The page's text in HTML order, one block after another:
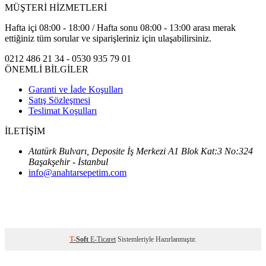
MÜŞTERİ HİZMETLERİ
Hafta içi 08:00 - 18:00 / Hafta sonu 08:00 - 13:00 arası merak
ettiğiniz tüm sorular ve siparişleriniz için ulaşabilirsiniz.
0212 486 21 34 - 0530 935 79 01
ÖNEMLİ BİLGİLER
Garanti ve İade Koşulları
Satış Sözleşmesi
Teslimat Koşulları
İLETİŞİM
Atatürk Bulvarı, Deposite İş Merkezi A1 Blok Kat:3 No:324
Başakşehir - İstanbul
info@anahtarsepetim.com
T-Soft E-Ticaret Sistemleriyle Hazırlanmıştır.